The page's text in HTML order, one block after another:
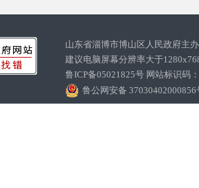
山东省淄博市博山区人民政府
建议电脑屏幕分辨率大于
鲁ICP备05021825号 网站标识码
鲁公网安备 37030402000856